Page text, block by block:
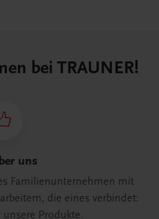
bei TRAUNER!
uns
Familienunternehmen mit
die eines verbindet:
unsere Produkte.